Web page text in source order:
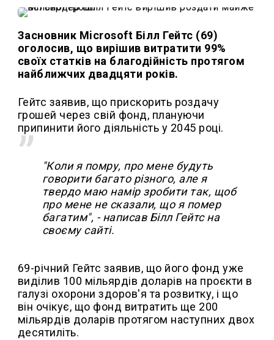
Засновник Microsoft Білл Гейтс (69)
оголосив, що вирішив витратити 99%
своїх статків на благодійність протягом
найближчих двадцяти років.
Гейтс заявив, що прискорить роздачу
грошей через свій фонд, плануючи
припинити його діяльність у 2045 році.
"Коли я помру, про мене будуть
говорити багато різного, але я
твердо маю намір зробити так, щоб
про мене не сказали, що я помер
багатим", - написав Білл Гейтс на
своєму сайті.
69-річний Гейтс заявив, що його фонд уже
виділив 100 мільярдів доларів на проєкти в
галузі охорони здоров'я та розвитку, і що
він очікує, що фонд витратить ще 200
мільярдів доларів протягом наступних двох
десятиліть.